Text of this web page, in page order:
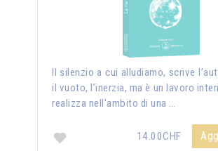
II silenzio a cui alludiamo, scrive
il vuoto, l’inerzia, ma è un lavoro
realizza nell’ambito di una …
14.00CHF